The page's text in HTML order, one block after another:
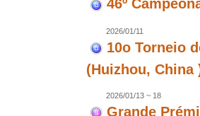
46º
2026/01/11
10o Torneio
(Huizhou, China
2026/01/13 ~ 18
Grande